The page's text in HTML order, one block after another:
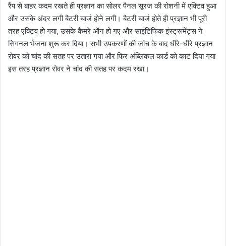
रैंप से बाहर कदम रखते ही प्रज्ञान का सोलर पैनल सूरज की रोशनी में एक्टिव हुआ
और उसके अंदर लगी बैटरी चार्ज होने लगी। बैटरी चार्ज होते ही प्रज्ञान भी पूरी
तरह एक्टिव हो गया, उसके कैमरे ऑन हो गए और साइंटिफिक इंस्ट्रूमेंट्स ने
सिगनल भेजना शुरू कर दिया। सभी उपकरणों की जांच के बाद धीरे-धीरे प्रज्ञान
रोवर को चांद की सतह पर उतारा गया और फिर अंब्लिकल कार्ड को काट दिया गया
इस तरह प्रज्ञान रोवर ने चांद की सतह पर कदम रखा।